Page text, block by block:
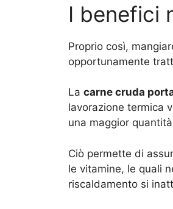
I benefici
Proprio così,
opportunamente
La carne cruda
lavorazione termica
una maggior
Ciò permette di
le vitamine, le quali
riscaldamento si